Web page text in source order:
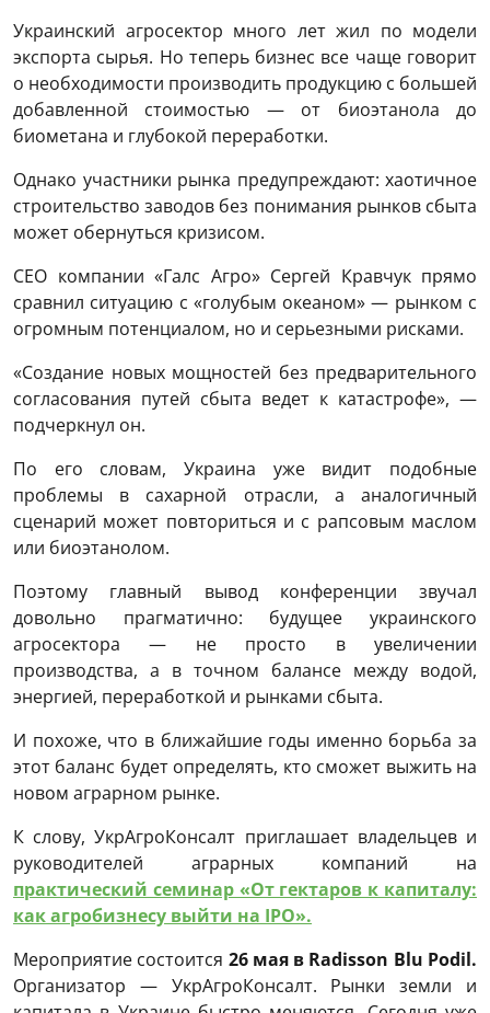
Украинский агросектор много лет жил по модели
экспорта сырья. Но теперь бизнес все чаще говорит
о необходимости производить продукцию с большей
добавленной стоимостью — от биоэтанола до
биометана и глубокой переработки.
Однако участники рынка предупреждают: хаотичное
строительство заводов без понимания рынков сбыта
может обернуться кризисом.
CEO компании «Галс Агро» Сергей Кравчук прямо
сравнил ситуацию с «голубым океаном» — рынком с
огромным потенциалом, но и серьезными рисками.
«Создание новых мощностей без предварительного
согласования путей сбыта ведет к катастрофе», —
подчеркнул он.
По его словам, Украина уже видит подобные
проблемы в сахарной отрасли, а аналогичный
сценарий может повториться и с рапсовым маслом
или биоэтанолом.
Поэтому главный вывод конференции звучал
довольно прагматично: будущее украинского
агросектора — не просто в увеличении
производства, а в точном балансе между водой,
энергией, переработкой и рынками сбыта.
И похоже, что в ближайшие годы именно борьба за
этот баланс будет определять, кто сможет выжить на
новом аграрном рынке.
К слову, УкрАгроКонсалт приглашает владельцев и
руководителей аграрных компаний на
практический семинар «От гектаров к капиталу:
как агробизнесу выйти на IPO».
Мероприятие состоится 26 мая в Radisson Blu Podil.
Организатор — УкрАгроКонсалт. Рынки земли и